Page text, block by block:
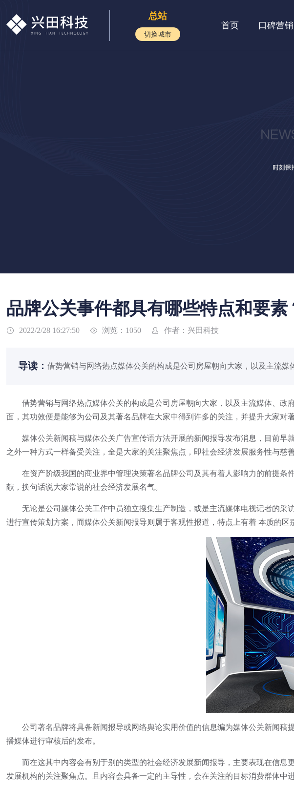
总站
切换城市
首页 口碑营销
品牌公关事件都具有哪些特点和要素
 2022/2/28 16:27:50  浏览：1050  作者：兴田科技
导读：借势营销与网络热点媒体公关的构成是公司房屋朝向大家，以及主流
借势营销与网络热点媒体公关的构成是公司房屋朝向大家，以及主流媒体、政
面，其功效便是能够为公司及其著名品牌在大家中得到许多的关注，并提升大家对
媒体公关新闻稿与媒体公关广告宣传语方法开展的新闻报导发布消息，目前早
之外一种方式一样备受关注，全是大家的关注聚焦点，即社会经济发展服务性与慈善
在资产阶级我国的商业界中管理决策著名品牌公司及其有着人影响力的前提条
献，换句话说大家常说的社会经济发展名气。
无论是公司媒体公关工作中员独立搜集生产制造，或是主流媒体电视记者的采
进行宣传策划方案，而媒体公关新闻报导则属于客观性报道，特点上有着 本质的区
公司著名品牌将具备新闻报导或网络舆论实用价值的信息编为媒体公关新闻稿
播媒体进行审核后的发布。
而在这其中内容会有别于别的类型的社会经济发展新闻报导，主要表现在信息
发展机构的关注聚焦点。且内容会具备一定的主导性，会在关注的目标消费群体